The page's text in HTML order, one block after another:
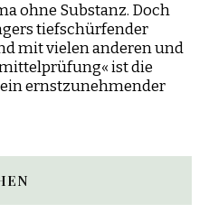
ohne Substanz. Doch
tiefschürfender
mit vielen anderen und
ist die
ernstzunehmender